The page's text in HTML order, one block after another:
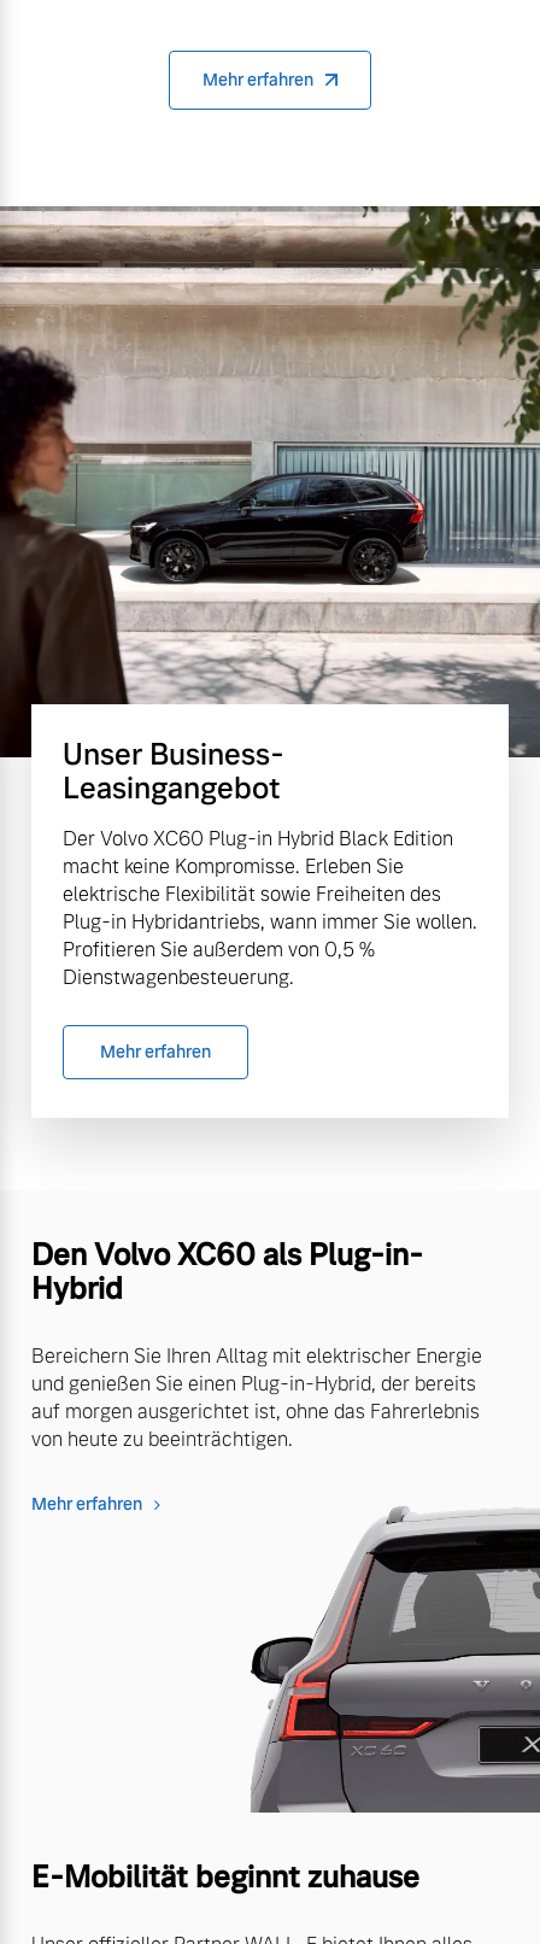
Mehr erfahren
Unser Business-
Leasingangebot
Der Volvo XC60 Plug-in Hybrid Black Edition
macht keine Kompromisse. Erleben Sie
elektrische Flexibilität sowie Freiheiten des
Plug-in Hybridantriebs, wann immer Sie wollen.
Profitieren Sie außerdem von 0,5 %
Dienstwagenbesteuerung.
Mehr erfahren
Den Volvo XC60 als Plug-in-
Hybrid
Bereichern Sie Ihren Alltag mit elektrischer Energie
und genießen Sie einen Plug-in-Hybrid, der bereits
auf morgen ausgerichtet ist, ohne das Fahrerlebnis
von heute zu beeinträchtigen.
Mehr erfahren
E-Mobilität beginnt zuhause